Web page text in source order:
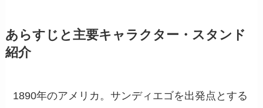
あらすじと主要キャラクター・スタンド
紹介
1890年のアメリカ。サンディエゴを出発点とする